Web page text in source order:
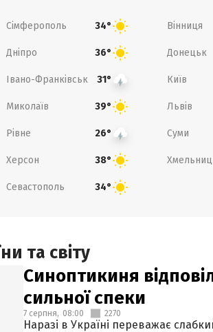
Сімферополь 34° Вінниця
Дніпро 36° Донецьк
Івано-Франківськ 31° Київ
Миколаїв 39° Львів
Рівне 26° Суми
Херсон 38°
Севастополь 34°
та світу
Синоптикиня
сильної спеки
7 серпня, 08:00 2270
Наразі в Україні переважає